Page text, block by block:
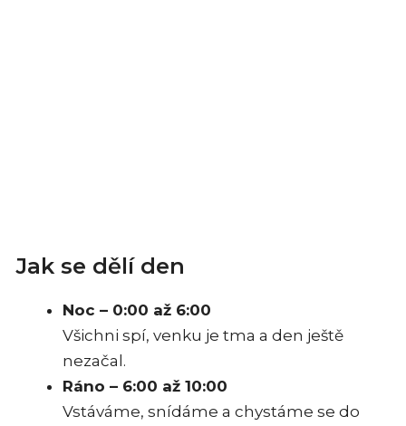
Jak se dělí den
Noc – 0:00 až 6:00
Všichni spí, venku je tma a den ještě
nezačal.
Ráno – 6:00 až 10:00
Vstáváme, snídáme a chystáme se do